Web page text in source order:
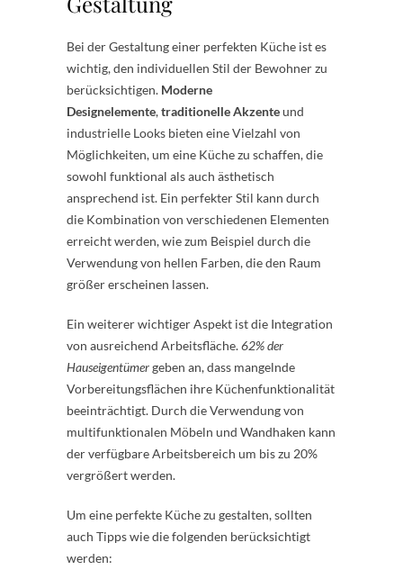
Bei der Gestaltung einer perfekten Küche ist es
wichtig, den individuellen Stil der Bewohner zu
berücksichtigen. Moderne
Designelemente,traditionelle Akzenteund
industrielle Looks bieten eine Vielzahl von
Möglichkeiten, um eine Küche zu schaffen, die
sowohl funktional als auch ästhetisch
ansprechend ist. Ein perfekter Stil kann durch
die Kombination von verschiedenen Elementen
erreicht werden, wie zum Beispiel durch die
Verwendung von hellen Farben, die den Raum
größer erscheinen lassen.
Ein weiterer wichtiger Aspekt ist die Integration
von ausreichend Arbeitsfläche.62% der
Hauseigentümergeben an, dass mangelnde
Vorbereitungsflächen ihre Küchenfunktionalität
beeinträchtigt. Durch die Verwendung von
multifunktionalen Möbeln und Wandhaken kann
der verfügbare Arbeitsbereich um bis zu 20%
vergrößert werden.
Um eine perfekte Küche zu gestalten, sollten
auch Tipps wie die folgenden berücksichtigt
werden: